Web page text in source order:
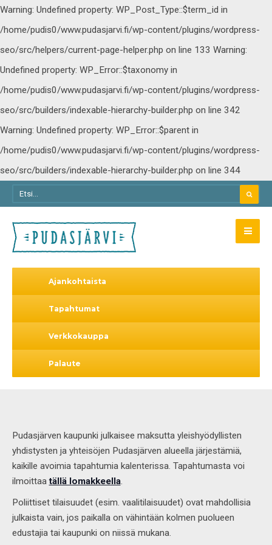
Warning: Undefined property: WP_Post_Type::$term_id in
/home/pudis0/www.pudasjarvi.fi/wp-content/plugins/wordpress-
seo/src/helpers/current-page-helper.php on line 133 Warning:
Undefined property: WP_Error::$taxonomy in
/home/pudis0/www.pudasjarvi.fi/wp-content/plugins/wordpress-
seo/src/builders/indexable-hierarchy-builder.php on line 342
Warning: Undefined property: WP_Error::$parent in
/home/pudis0/www.pudasjarvi.fi/wp-content/plugins/wordpress-
seo/src/builders/indexable-hierarchy-builder.php on line 344
Ajankohtaista
Tapahtumat
Verkkokauppa
Palaute
Pudasjärven kaupunki julkaisee maksutta yleishyödyllisten
yhdistysten ja yhteisöjen Pudasjärven alueella järjestämiä,
kaikille avoimia tapahtumia kalenterissa. Tapahtumasta voi
ilmoittaatällä lomakkeella.
Poliittiset tilaisuudet (esim. vaalitilaisuudet) ovat mahdollisia
julkaista vain, jos paikalla on vähintään kolmen puolueen
edustajia tai kaupunki on niissä mukana.